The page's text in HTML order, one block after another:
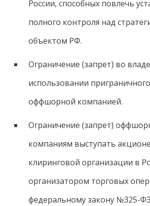
России, способных повлечь
полного контроля над
объектом РФ.
Ограничение (запрет) во
использовании
оффшорной компанией.
Ограничение (запрет)
компаниям выступать
клиринговой организации в
организатором торговых
федеральному закону №325-